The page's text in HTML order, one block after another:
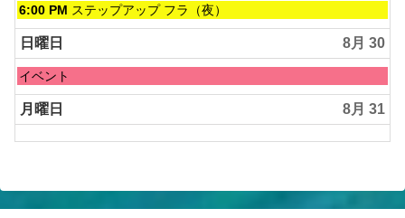
土
曜
日,
8
月
2026
6:00 PM ステップアップ フラ（夜）
日曜日 8月 30
日
曜
日,
8
月
イベント
月曜日 8月 31